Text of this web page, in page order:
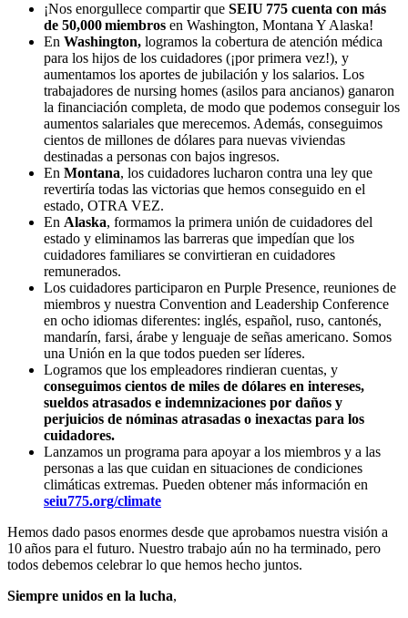
¡Nos enorgullece compartir que SEIU 775 cuenta con más
de 50,000 miembros en Washington, Montana Y Alaska!
En Washington, logramos la cobertura de atención médica
para los hijos de los cuidadores (¡por primera vez!), y
aumentamos los aportes de jubilación y los salarios. Los
trabajadores de nursing homes (asilos para ancianos) ganaron
la financiación completa, de modo que podemos conseguir los
aumentos salariales que merecemos. Además, conseguimos
cientos de millones de dólares para nuevas viviendas
destinadas a personas con bajos ingresos.
En Montana, los cuidadores lucharon contra una ley que
revertiría todas las victorias que hemos conseguido en el
estado, OTRA VEZ.
En Alaska, formamos la primera unión de cuidadores del
estado y eliminamos las barreras que impedían que los
cuidadores familiares se convirtieran en cuidadores
remunerados.
Los cuidadores participaron en Purple Presence, reuniones de
miembros y nuestra Convention and Leadership Conference
en ocho idiomas diferentes: inglés, español, ruso, cantonés,
mandarín, farsi, árabe y lenguaje de señas americano. Somos
una Unión en la que todos pueden ser líderes.
Logramos que los empleadores rindieran cuentas, y
conseguimos cientos de miles de dólares en intereses,
sueldos atrasados e indemnizaciones por daños y
perjuicios de nóminas atrasadas o inexactas para los
cuidadores.
Lanzamos un programa para apoyar a los miembros y a las
personas a las que cuidan en situaciones de condiciones
climáticas extremas. Pueden obtener más información en
seiu775.org/climate
Hemos dado pasos enormes desde que aprobamos nuestra visión a
10 años para el futuro. Nuestro trabajo aún no ha terminado, pero
todos debemos celebrar lo que hemos hecho juntos.
Siempre unidos en la lucha,